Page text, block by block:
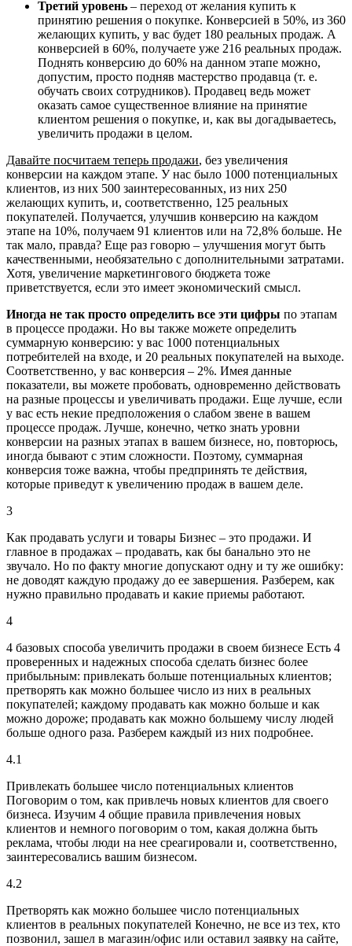
Третий уровень – переход от желания купить к
принятию решения о покупке. Конверсией в 50%, из 360
желающих купить, у вас будет 180 реальных продаж. А
конверсией в 60%, получаете уже 216 реальных продаж.
Поднять конверсию до 60% на данном этапе можно,
допустим, просто подняв мастерство продавца (т. е.
обучать своих сотрудников). Продавец ведь может
оказать самое существенное влияние на принятие
клиентом решения о покупке, и, как вы догадываетесь,
увеличить продажи в целом.
Давайте посчитаем теперь продажи, без увеличения
конверсии на каждом этапе. У нас было 1000 потенциальных
клиентов, из них 500 заинтересованных, из них 250
желающих купить, и, соответственно, 125 реальных
покупателей. Получается, улучшив конверсию на каждом
этапе на 10%, получаем 91 клиентов или на 72,8% больше. Не
так мало, правда? Еще раз говорю – улучшения могут быть
качественными, необязательно с дополнительными затратами.
Хотя, увеличение маркетингового бюджета тоже
приветствуется, если это имеет экономический смысл.
Иногда не так просто определить все эти цифры по этапам
в процессе продажи. Но вы также можете определить
суммарную конверсию: у вас 1000 потенциальных
потребителей на входе, и 20 реальных покупателей на выходе.
Соответственно, у вас конверсия – 2%. Имея данные
показатели, вы можете пробовать, одновременно действовать
на разные процессы и увеличивать продажи. Еще лучше, если
у вас есть некие предположения о слабом звене в вашем
процессе продаж. Лучше, конечно, четко знать уровни
конверсии на разных этапах в вашем бизнесе, но, повторюсь,
иногда бывают с этим сложности. Поэтому, суммарная
конверсия тоже важна, чтобы предпринять те действия,
которые приведут к увеличению продаж в вашем деле.
3
Как продавать услуги и товары Бизнес – это продажи. И
главное в продажах – продавать, как бы банально это не
звучало. Но по факту многие допускают одну и ту же ошибку:
не доводят каждую продажу до ее завершения. Разберем, как
нужно правильно продавать и какие приемы работают.
4
4 базовых способа увеличить продажи в своем бизнесе Есть 4
проверенных и надежных способа сделать бизнес более
прибыльным: привлекать больше потенциальных клиентов;
претворять как можно большее число из них в реальных
покупателей; каждому продавать как можно больше и как
можно дороже; продавать как можно большему числу людей
больше одного раза. Разберем каждый из них подробнее.
4.1
Привлекать большее число потенциальных клиентов
Поговорим о том, как привлечь новых клиентов для своего
бизнеса. Изучим 4 общие правила привлечения новых
клиентов и немного поговорим о том, какая должна быть
реклама, чтобы люди на нее среагировали и, соответственно,
заинтересовались вашим бизнесом.
4.2
Претворять как можно большее число потенциальных
клиентов в реальных покупателей Конечно, не все из тех, кто
позвонил, зашел в магазин/офис или оставил заявку на сайте,